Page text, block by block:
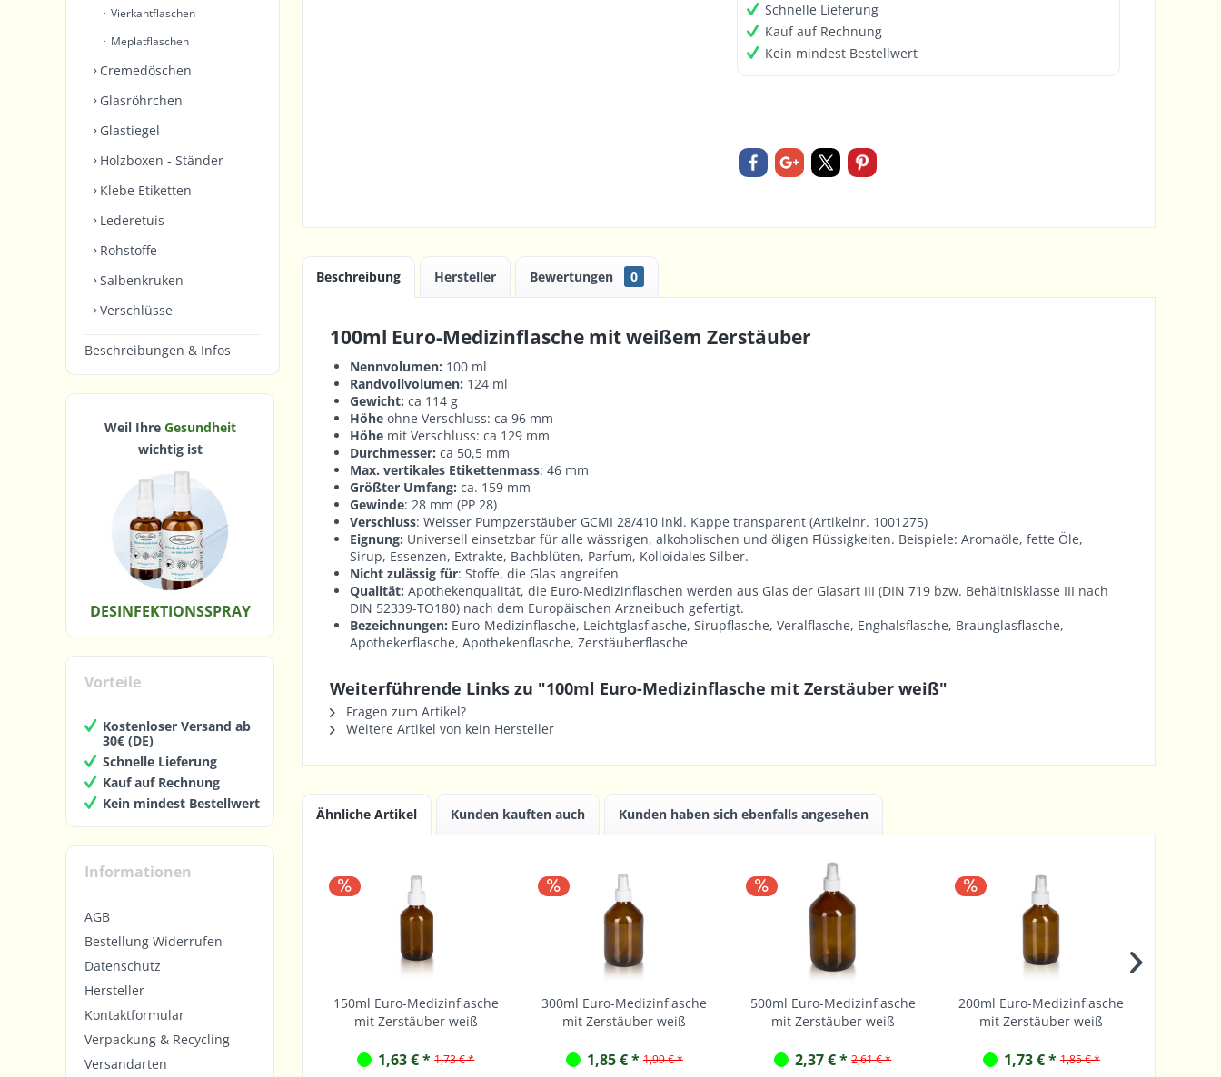
Vierkantflaschen
Meplatflaschen
Cremedöschen
Glasröhrchen
Glastiegel
Holzboxen - Ständer
Klebe Etiketten
Lederetuis
Rohstoffe
Salbenkruken
Verschlüsse
Beschreibungen & Infos
Weil Ihre Gesundheit
wichtig ist
DESINFEKTIONSSPRAY
Vorteile
Kostenloser Versand ab
30€ (DE)
Schnelle Lieferung
Kauf auf Rechnung
Kein mindest Bestellwert
Informationen
AGB
Bestellung Widerrufen
Datenschutz
Hersteller
Kontaktformular
Verpackung & Recycling
Versandarten
Schnelle Lieferung
Kauf auf Rechnung
Kein mindest Bestellwert
Beschreibung Hersteller Bewertungen 0
100ml Euro-Medizinflasche mit weißem Zerstäuber
Nennvolumen: 100 ml
Randvollvolumen: 124 ml
Gewicht: ca 114 g
Höhe ohne Verschluss: ca 96 mm
Höhe mit Verschluss: ca 129 mm
Durchmesser: ca 50,5 mm
Max. vertikales Etikettenmass: 46 mm
Größter Umfang: ca. 159 mm
Gewinde: 28 mm (PP 28)
Verschluss: Weisser Pumpzerstäuber GCMI 28/410 inkl. Kappe transparent (Artikelnr. 1001275)
Eignung: Universell einsetzbar für alle wässrigen, alkoholischen und öligen Flüssigkeiten. Beispiele: Aromaöle, fette Öle,
Sirup, Essenzen, Extrakte, Bachblüten, Parfum, Kolloidales Silber.
Nicht zulässig für: Stoffe, die Glas angreifen
Qualität: Apothekenqualität, die Euro-Medizinflaschen werden aus Glas der Glasart III (DIN 719 bzw. Behältnisklasse III nach
DIN 52339-TO180) nach dem Europäischen Arzneibuch gefertigt.
Bezeichnungen: Euro-Medizinflasche, Leichtglasflasche, Sirupflasche, Veralflasche, Enghalsflasche, Braunglasflasche,
Apothekerflasche, Apothekenflasche, Zerstäuberflasche
Weiterführende Links zu "100ml Euro-Medizinflasche mit Zerstäuber weiß"
Fragen zum Artikel?
Weitere Artikel von kein Hersteller
Ähnliche Artikel Kunden kauften auch Kunden haben sich ebenfalls angesehen
150ml Euro-Medizinflasche
mit Zerstäuber weiß
1,63 € * 1,73 € *
300ml Euro-Medizinflasche
mit Zerstäuber weiß
1,85 € * 1,99 € *
500ml Euro-Medizinflasche
mit Zerstäuber weiß
2,37 € * 2,61 € *
200ml Euro-Medizinflasche
mit Zerstäuber weiß
1,73 € * 1,85 € *